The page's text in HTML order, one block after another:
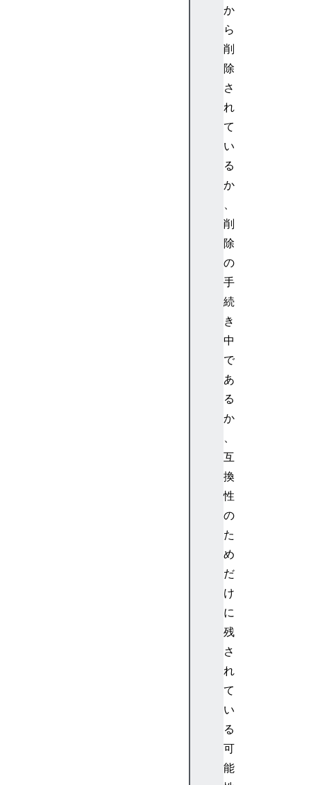
か
ら
削
除
さ
れ
て
い
る
か
削
除
の
手
続
き
中
で
あ
る
か
互
換
性
の
た
め
だ
け
に
残
さ
れ
て
い
る
可
能